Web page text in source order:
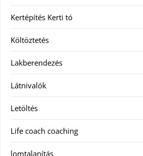
Kertépítés Kerti tó
Költöztetés
Lakberendezés
Látnivalók
Letöltés
Life coach coaching
lomtalanítás